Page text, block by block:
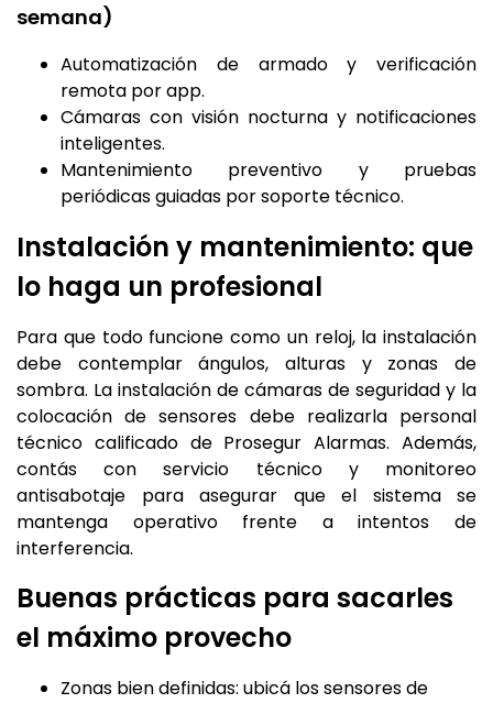
semana)
Automatización de armado y verificación
remota por app.
Cámaras con visión nocturna y notificaciones
inteligentes.
Mantenimiento preventivo y pruebas
periódicas guiadas por soporte técnico.
Instalación y mantenimiento: que
lo haga un profesional
Para que todo funcione como un reloj, la instalación
debe contemplar ángulos, alturas y zonas de
sombra. La instalación de cámaras de seguridad y la
colocación de sensores debe realizarla personal
técnico calificado de Prosegur Alarmas. Además,
contás con servicio técnico y monitoreo
antisabotaje para asegurar que el sistema se
mantenga operativo frente a intentos de
interferencia.
Buenas prácticas para sacarles
el máximo provecho
Zonas bien definidas: ubicá los sensores de